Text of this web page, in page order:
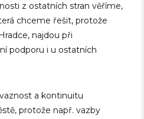
z ostatních stran věříme,
chceme řešit, protože
najdou při
podporu i u ostatních
a kontinuitu
protože např. vazby